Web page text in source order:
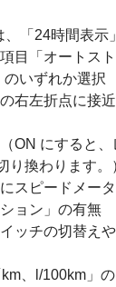
「24時間表示
目「オートス
のいずれか選択
右左折点に接
ON にすると
換わります。
スピードメー
ョン」の有無
ッチの切替え
、l/100km」